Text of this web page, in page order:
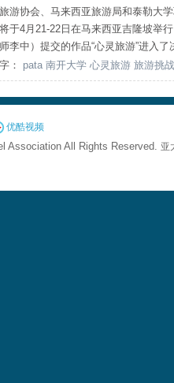
游协会、马来西亚旅游局和泰勒大
于4月21-22日在马来西亚吉隆坡举
师李中）提交的作品“心灵旅游”进入
： pata 南开大学 心灵旅游 旅游挑
优酷视频
Association All Rights Reserved. 亚